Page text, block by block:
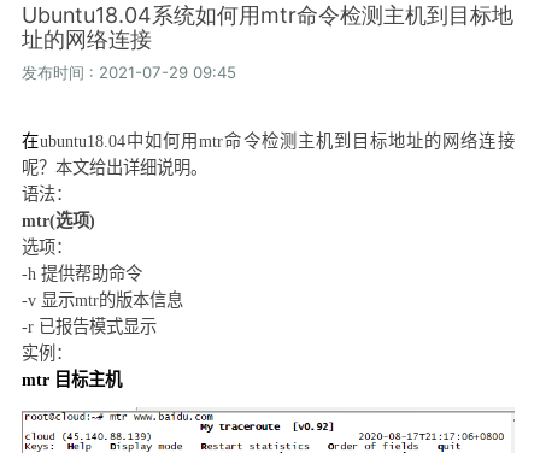
短效代理
独享代理
长效代理
进入控制台
Ubuntu18.04系统如何用mtr命令检测主机到目标地
址的网络连接
发布时间 : 2021-07-29 09:45
在ubuntu18.04中如何用mtr命令检测主机到目标地址的网络连接
呢？本文给出详细说明。
语法：
mtr(选项)
选项：
-h 提供帮助命令
-v 显示mtr的版本信息
-r 已报告模式显示
实例：
mtr 目标主机